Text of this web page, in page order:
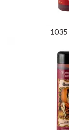
1035